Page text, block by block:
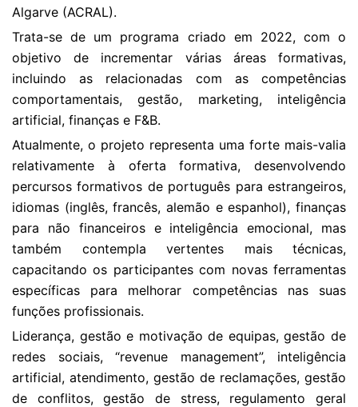
Algarve (ACRAL).
Trata-se de um programa criado em 2022, com o
objetivo de incrementar várias áreas formativas,
incluindo as relacionadas com as competências
comportamentais, gestão, marketing, inteligência
artificial, finanças e F&B.
Atualmente, o projeto representa uma forte mais-valia
relativamente à oferta formativa, desenvolvendo
percursos formativos de português para estrangeiros,
idiomas (inglês, francês, alemão e espanhol), finanças
para não financeiros e inteligência emocional, mas
também contempla vertentes mais técnicas,
capacitando os participantes com novas ferramentas
específicas para melhorar competências nas suas
funções profissionais.
Liderança, gestão e motivação de equipas, gestão de
redes sociais, “revenue management”, inteligência
artificial, atendimento, gestão de reclamações, gestão
de conflitos, gestão de stress, regulamento geral